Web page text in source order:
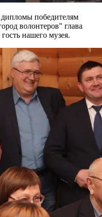
победителям
волонтеров" глава
нашего музея.